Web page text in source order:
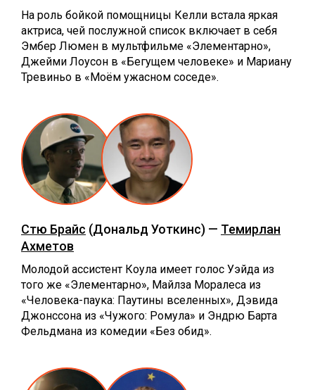
На роль бойкой помощницы Келли встала яркая
актриса, чей послужной список включает в себя
Эмбер Люмен в мультфильме «Элементарно»,
Джейми Лоусон в «Бегущем человеке» и Мариану
Тревиньо в «Моём ужасном соседе».
Стю Брайс (Дональд Уоткинс) — Темирлан
Ахметов
Молодой ассистент Коула имеет голос Уэйда из
того же «Элементарно», Майлза Моралеса из
«Человека-паука: Паутины вселенных», Дэвида
Джонссона из «Чужого: Ромула» и Эндрю Барта
Фельдмана из комедии «Без обид».